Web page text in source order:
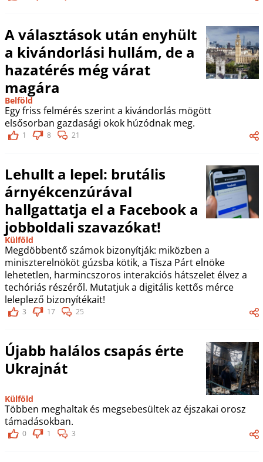
A választások után enyhült
a kivándorlási hullám, de a
hazatérés még várat
magára
Belföld
Egy friss felmérés szerint a kivándorlás mögött
elsősorban gazdasági okok húzódnak meg.
1 8 21
Lehullt a lepel: brutális
árnyékcenzúrával
hallgattatja el a Facebook a
jobboldali szavazókat!
Külföld
Megdöbbentő számok bizonyítják: miközben a
miniszterelnököt gúzsba kötik, a Tisza Párt elnöke
lehetetlen, harmincszoros interakciós hátszelet élvez a
techóriás részéről. Mutatjuk a digitális kettős mérce
leleplező bizonyítékait!
3 17 25
Újabb halálos csapás érte
Ukrajnát
Külföld
Többen meghaltak és megsebesültek az éjszakai orosz
támadásokban.
0 1 3